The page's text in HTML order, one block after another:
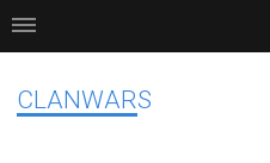
CLANWARS